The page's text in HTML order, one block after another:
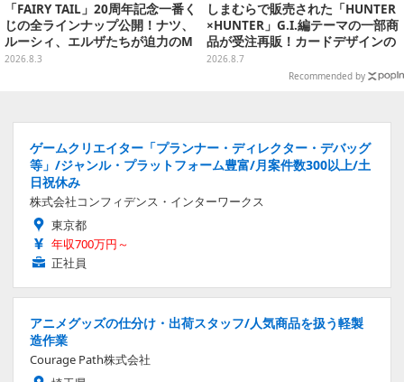
「FAIRY TAIL」20周年記念一番く
じの全ラインナップ公開！ナツ、
ルーシィ、エルザたちが迫力のM
ASTERLISEで初登場
2026.8.3
しまむらで販売された「HUNTER
×HUNTER」G.I.編テーマの一部商
品が受注再販！カードデザインの
キーホルダーや、キルアたちのセ
リフ付ソックスなど
2026.8.7
Recommended by
ゲームクリエイター「プランナー・ディレクター・デバッグ
等」/ジャンル・プラットフォーム豊富/月案件数300以上/土
日祝休み
株式会社コンフィデンス・インターワークス
東京都
年収700万円～
正社員
アニメグッズの仕分け・出荷スタッフ/人気商品を扱う軽製
造作業
Courage Path株式会社